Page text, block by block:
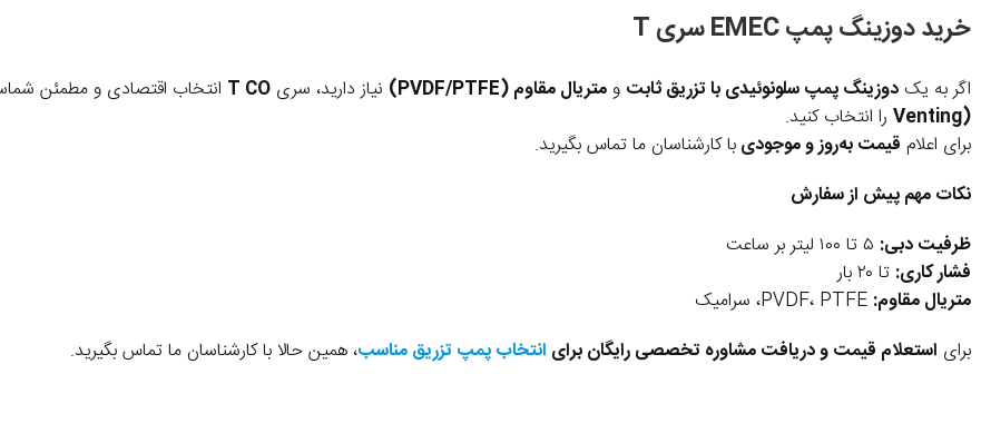
خرید دوزینگ پمپ EMEC سری T
اگر به یک دوزینگ پمپ سلونوئیدی با تزریق ثابت ومتریال مقاوم (PVDF/PTFE) نیاز دارید، سری T CO انتخاب اقتصادی و مطمئن
Venting)را انتخاب کنید.
برای اعلام قیمت به‌روز و موجودیبا کارشناسان ما تماس بگیرید.
نکات مهم پیش از سفارش
ظرفیت دبی:
فشار کاری: تا ۲۰ بار
متریال مقاوم:
برای استعلام قیمت و دریافت مشاوره تخصصی رایگان برای انتخاب پمپ تزریق مناسب، همین حالا با کارشناسان ما تماس بگیرید.